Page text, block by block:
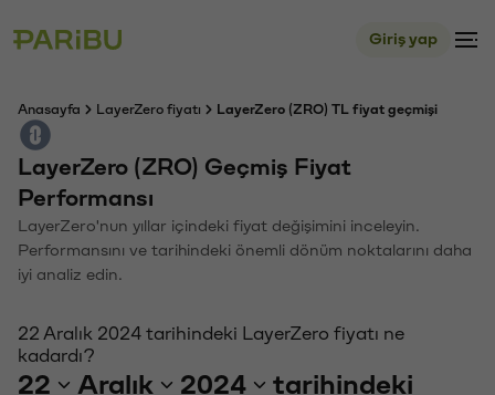
Giriş yap
Anasayfa LayerZero fiyatı LayerZero (ZRO) TL fiyat geçmişi
LayerZero (ZRO) Geçmiş Fiyat
Performansı
LayerZero'nun yıllar içindeki fiyat değişimini inceleyin.
Performansını ve tarihindeki önemli dönüm noktalarını daha
iyi analiz edin.
22 Aralık 2024 tarihindeki LayerZero fiyatı ne
kadardı?
22 Aralık 2024
tarihindeki